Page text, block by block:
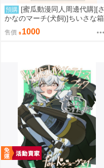
預購 [蜜瓜動漫同人周邊代購][さ
かなのマーチ(犬飼)]ちいさな箱
庭に「ただいま。」(同人誌)
售價 1000